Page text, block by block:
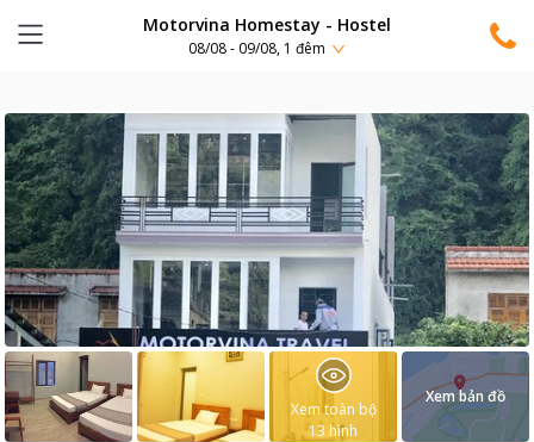
Motorvina Homestay - Hostel
08/08 - 09/08, 1 đêm
Xem toàn bộ
13 hình
Xem bản đồ